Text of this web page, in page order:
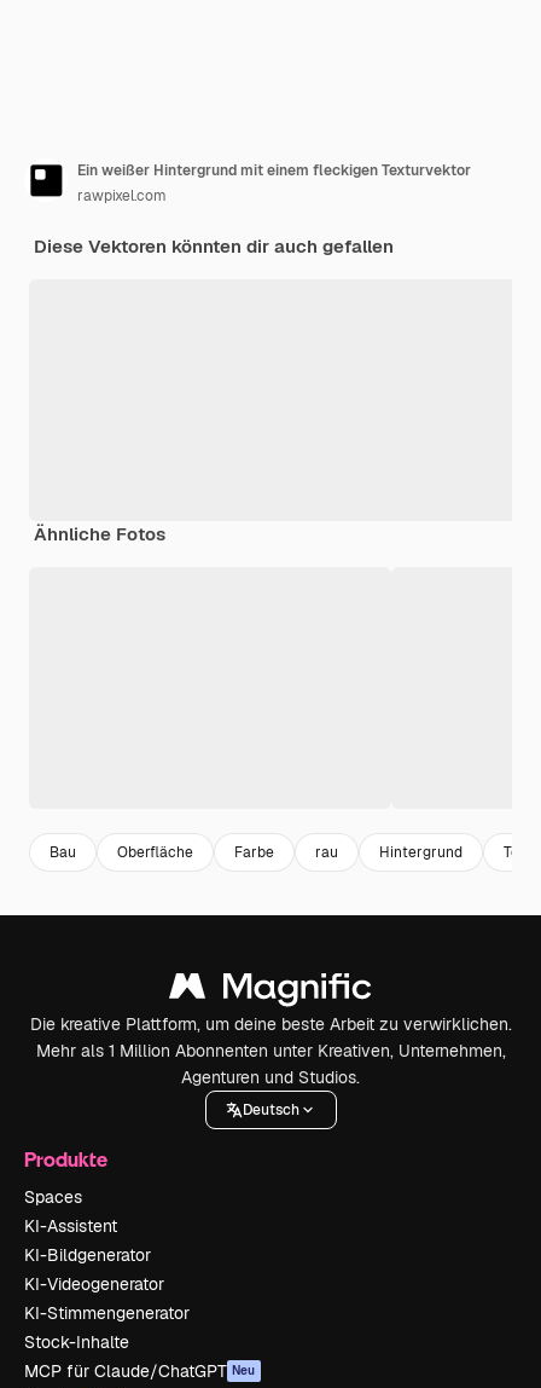
Ein weißer Hintergrund mit einem fleckigen Texturvektor
rawpixel.com
Diese Vektoren könnten dir auch gefallen
Ähnliche Fotos
Bau Oberfläche Farbe rau Hintergrund
Die kreative Plattform, um deine beste Arbeit zu verwirklichen.
Mehr als 1 Million Abonnenten unter Kreativen, Unternehmen,
Agenturen und Studios.
Deutsch
Produkte
Spaces
KI-Assistent
KI-Bildgenerator
KI-Videogenerator
KI-Stimmengenerator
Stock-Inhalte
MCP für Claude/ChatGPT Neu